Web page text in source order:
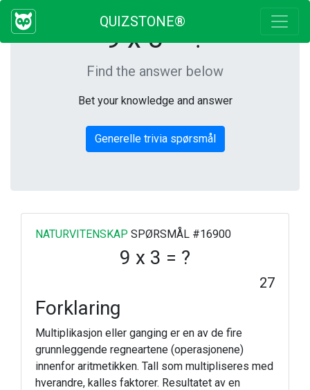
QUIZSTONE®
9 x 3 = ?
Find the answer below
Bet your knowledge and answer
Generelle trivia spørsmål
NATURVITENSKAP SPØRSMÅL #16900
9 x 3 = ?
27
Forklaring
Multiplikasjon eller ganging er en av de fire
grunnleggende regneartene (operasjonene)
innenfor aritmetikken. Tall som multipliseres med
hverandre, kalles faktorer. Resultatet av en